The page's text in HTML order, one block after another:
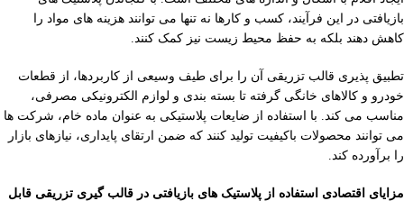
بازیافتی در این فرآیند، کسب و کارها نه تنها می توانند هزینه های مواد را
کاهش دهند بلکه به حفظ محیط زیست نیز کمک کنند.
تطبیق پذیری قالب تزریقی آن را برای طیف وسیعی از کاربردها، از قطعات
خودرو و کالاهای خانگی گرفته تا بسته بندی و لوازم الکترونیکی مصرفی،
مناسب می کند. با استفاده از ضایعات پلاستیکی به عنوان ماده خام، شرکت ها
می توانند محصولات باکیفیت تولید کنند که ضمن ارتقای پایداری، نیازهای بازار
را برآورده کند.
مزایای اقتصادی استفاده از پلاستیک های بازیافتی در قالب گیری تزریقی قابل